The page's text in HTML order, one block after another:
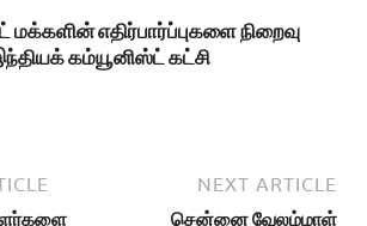
மக்களின் எதிர்பார்ப்புகளை நிறைவு
கம்யூனிஸ்ட் கட்சி
NEXT ARTICLE
சென்னை வேலம்மாள்